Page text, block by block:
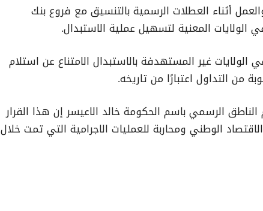
أثناء العطلات الرسمية بالتنسيق مع فروع بنك
الولايات المعنية لتسهيل عملية الاستبدال.
غير المستهدفة بالاستبدال الامتناع عن استلام
من التداول اعتبارًا من تاريخه.
الناطق الرسمي باسم الحكومة خالد الاعيسر إن هذا القرار
الوطني ومحاربة للعمليات الاجرامية التي تمت خلال